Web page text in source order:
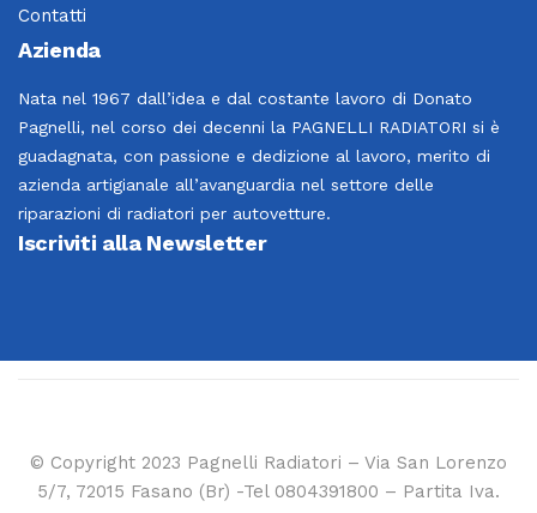
Contatti
Azienda
Nata nel 1967 dall’idea e dal costante lavoro di Donato
Pagnelli, nel corso dei decenni la PAGNELLI RADIATORI si è
guadagnata, con passione e dedizione al lavoro, merito di
azienda artigianale all’avanguardia nel settore delle
riparazioni di radiatori per autovetture.
Iscriviti alla Newsletter
© Copyright 2023 Pagnelli Radiatori – Via San Lorenzo
5/7, 72015 Fasano (Br) -Tel 0804391800 – Partita Iva.